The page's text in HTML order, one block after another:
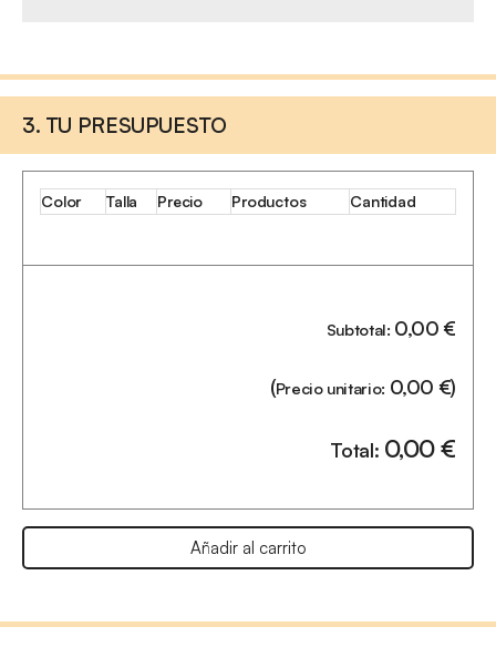
3. TU PRESUPUESTO
Color Talla Precio Productos Cantidad
Subtotal: 0,00€
(Precio unitario: 0,00 €)
Total: 0,00€
Añadir al carrito